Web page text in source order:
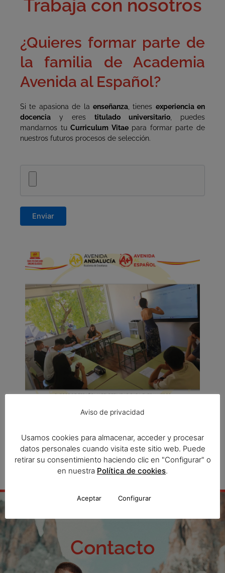
Trabaja con nosotros
¿Quieres formar parte de
la familia de Academia
Avenida al Español?
Si te apasiona de la enseñanza, tienes experiencia en
docencia y eres titulado universitario , puedes
mandarnos tuCurriculum Vitaepara formar parte de
nuestros futuros procesos de selección.
Contacto
Aviso de privacidad
Usamos cookies para almacenar, acceder y procesar
datos personales cuando visita este sitio web. Puede
retirar su consentimiento haciendo clic en "Configurar" o
en nuestra Política de cookies.
Aceptar Configurar